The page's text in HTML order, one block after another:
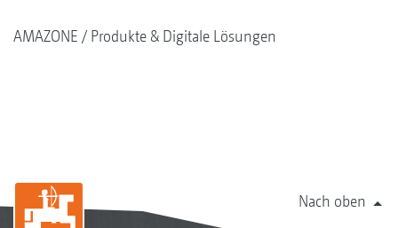
AMAZONE Produkte & Digitale Lösungen
Nach oben